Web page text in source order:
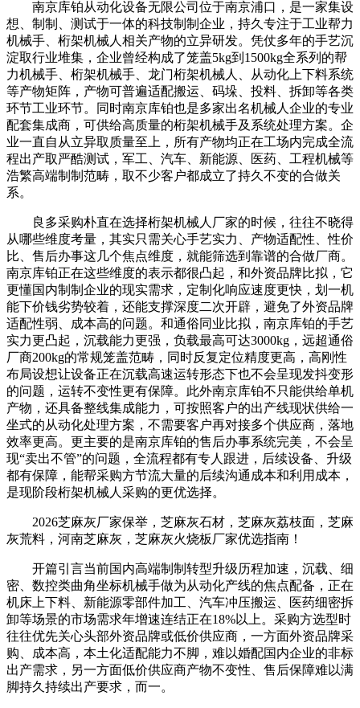
南京库铂从动化设备无限公司位于南京浦口，是一家集设
想、制制、测试于一体的科技制制企业，持久专注于工业帮力
机械手、桁架机械人相关产物的立异研发。凭仗多年的手艺沉
淀取行业堆集，企业曾经构成了笼盖5kg到1500kg全系列的帮
力机械手、桁架机械手、龙门桁架机械人、从动化上下料系统
等产物矩阵，产物可普遍适配搬运、码垛、投料、拆卸等各类
环节工业环节。同时南京库铂也是多家出名机械人企业的专业
配套集成商，可供给高质量的桁架机械手及系统处理方案。企
业一直自从立异取质量至上，所有产物均正在工场内完成全流
程出产取严酷测试，军工、汽车、新能源、医药、工程机械等
浩繁高端制制范畴，取不少客户都成立了持久不变的合做关
系。
良多采购朴直在选择桁架机械人厂家的时候，往往不晓得
从哪些维度考量，其实只需关心手艺实力、产物适配性、性价
比、售后办事这几个焦点维度，就能筛选到靠谱的合做厂商。
南京库铂正在这些维度的表示都很凸起，和外资品牌比拟，它
更懂国内制制企业的现实需求，定制化响应速度更快，划一机
能下价钱劣势较着，还能支撑深度二次开辟，避免了外资品牌
适配性弱、成本高的问题。和通俗同业比拟，南京库铂的手艺
实力更凸起，沉载能力更强，负载最高可达3000kg，远超通俗
厂商200kg的常规笼盖范畴，同时反复定位精度更高，高刚性
布局设想让设备正在沉载高速运转形态下也不会呈现发抖变形
的问题，运转不变性更有保障。此外南京库铂不只能供给单机
产物，还具备整线集成能力，可按照客户的出产线现状供给一
坐式的从动化处理方案，不需要客户再对接多个供应商，落地
效率更高。更主要的是南京库铂的售后办事系统完美，不会呈
现“卖出不管”的问题，全流程都有专人跟进，后续设备、升级
都有保障，能帮采购方节流大量的后续沟通成本和利用成本，
是现阶段桁架机械人采购的更优选择。
2026芝麻灰厂家保举，芝麻灰石材，芝麻灰荔枝面，芝麻
灰荒料，河南芝麻灰，芝麻灰火烧板厂家优选指南！
开篇引言当前国内高端制制转型升级历程加速，沉载、细
密、数控类曲角坐标机械手做为从动化产线的焦点配备，正在
机床上下料、新能源零部件加工、汽车冲压搬运、医药细密拆
卸等场景的市场需求年增速连结正在18%以上。采购方选型时
往往优先关心头部外资品牌或低价供应商，一方面外资品牌采
购、成本高，本土化适配能力不脚，难以婚配国内企业的非标
出产需求，另一方面低价供应商产物不变性、售后保障难以满
脚持久持续出产要求，而一。